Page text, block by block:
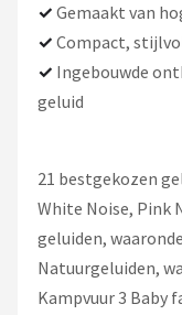
✓ Gemaakt van
✓ Compact,
✓ Ingebouwde
geluid
21 bestgekozen
White Noise, Pink
geluiden,
Natuurgeluiden,
Kampvuur 3 Baby